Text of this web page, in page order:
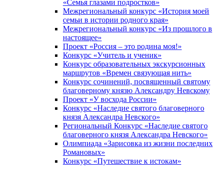
«Семья глазами подростков»
Межрегиональный конкурс «История моей
семьи в истории родного края»
Межрегиональный конкурс «Из прошлого в
настоящее»
Проект «Россия – это родина моя!»
Конкурс «Учитель и ученик»
Конкурс образовательных экскурсионных
маршрутов «Времен связующая нить»
Конкурс сочинений, посвященный святому
благоверному князю Александру Невскому
Проект «У восхода России»
Конкурс «Наследие святого благоверного
князя Александра Невского»
Региональный Конкурс «Наследие святого
благоверного князя Александра Невского»
Олимпиада «Зарисовка из жизни последних
Романовых»
Конкурс «Путешествие к истокам»